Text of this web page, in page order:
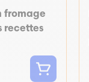
fromage
recettes